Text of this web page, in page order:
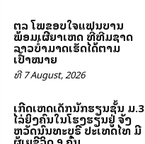
ສຕລ ໂພສຂອບໃຈແຟນບານ
ພ້ອມເຜີຍສາເຫດ ທີ່ທີມຊາດ
ລາວບໍ່ສາມາດເຮັດໄດ້ຕາມ
ເປົ້າໝາຍ
ທີ 7 August, 2026
ເກີດເຫດເດັກນັກຮຽນຊັ້ນ ມ.3
ໄລ່ຍິງຄົນໃນໂຮງຮຽນຢູ່ ຈັງ
ຫວັດນົນທະບຸຣີ ປະເທດໄທ ມີ